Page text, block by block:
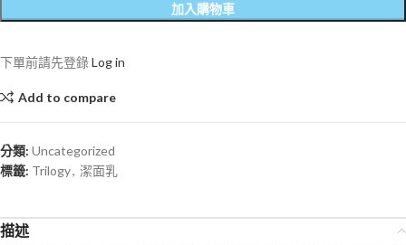
加入購物車
下單前請先登錄Log in
Add to compare
分類: Uncategorized
標籤: Trilogy, 潔面乳
描述